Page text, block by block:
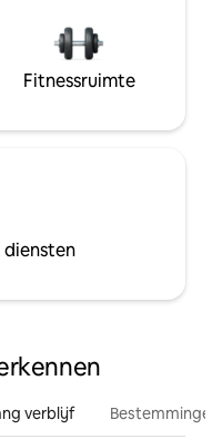
Fitnessruimte
verblijf